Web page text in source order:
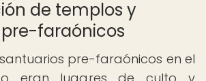
de templos y
faraónicos
pre-faraónicos en el